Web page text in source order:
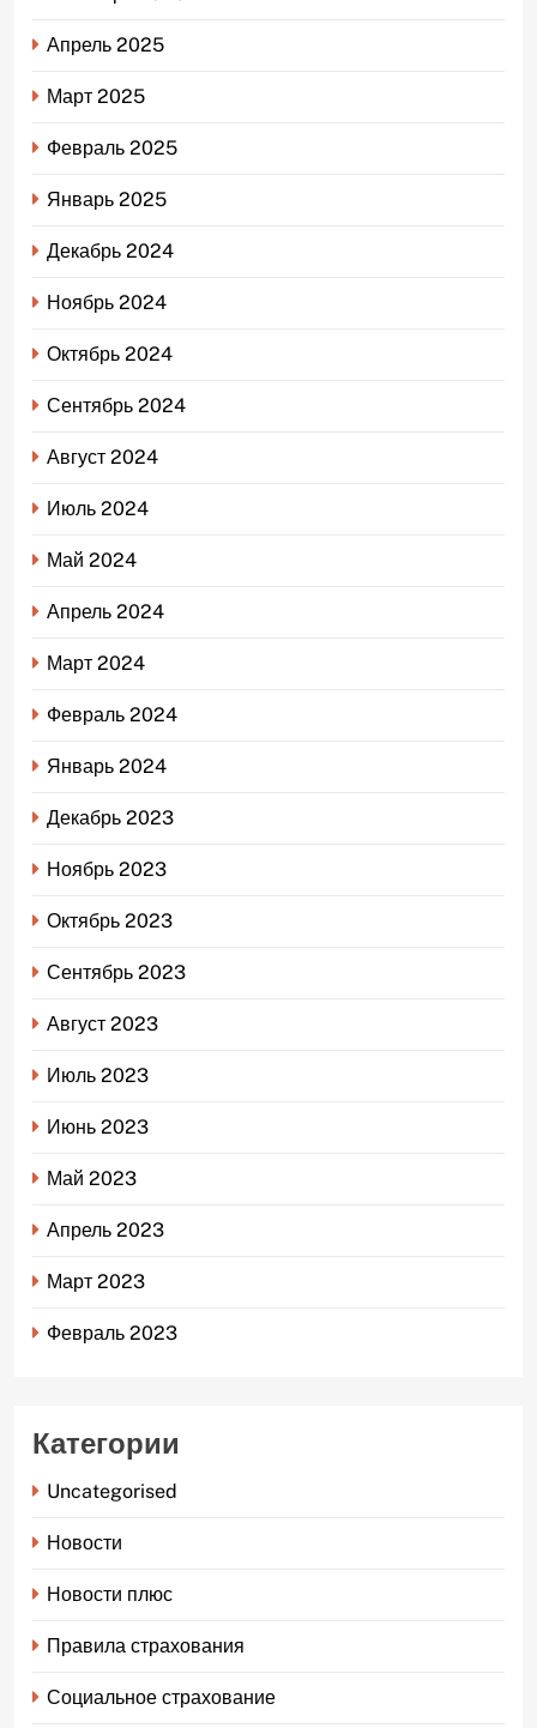
Апрель 2025
Март 2025
Февраль 2025
Январь 2025
Декабрь 2024
Ноябрь 2024
Октябрь 2024
Сентябрь 2024
Август 2024
Июль 2024
Май 2024
Апрель 2024
Март 2024
Февраль 2024
Январь 2024
Декабрь 2023
Ноябрь 2023
Октябрь 2023
Сентябрь 2023
Август 2023
Июль 2023
Июнь 2023
Май 2023
Апрель 2023
Март 2023
Февраль 2023
Категории
Uncategorised
Новости
Новости плюс
Правила страхования
Социальное страхование